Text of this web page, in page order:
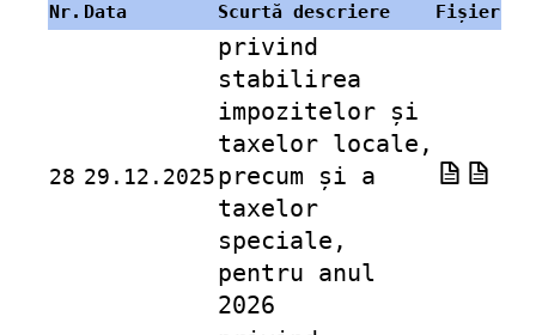
Nr. Data Scurtă descriere Fișier
28 29.12.2025
privind
stabilirea
impozitelor și
taxelor locale,
precum și a
taxelor
speciale,
pentru anul
2026